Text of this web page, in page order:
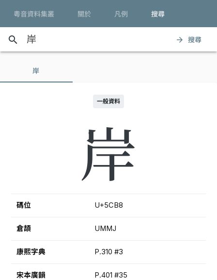
粵音資料集叢 關於 凡例 搜尋
search arrow_forward 搜尋
岸
一般資料
岸
碼位 U+5CB8
倉頡 UMMJ
康熙字典 P.310 #3
宋本廣韻 P.401 #35